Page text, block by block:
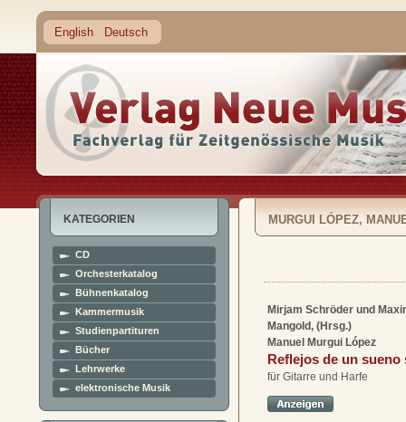
English Deutsch
KATEGORIEN
CD
Orchesterkatalog
Bühnenkatalog
Kammermusik
Studienpartituren
Bücher
Lehrwerke
elektronische Musik
MURGUI LÓPEZ,
Mirjam Schröder und
Mangold, (Hrsg.)
Manuel Murgui López
Reflejos de un sueno
für Gitarre und Harfe